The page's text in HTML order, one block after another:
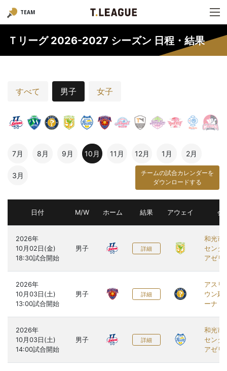
TEAM
Ｔリーグ 2026-2027 シーズン 日程・結果
すべて 男子 女子
7月 8月 9月 10月 11月 12月 1月 2月
3月
チームの試合カレンダーを
ダウンロードする
日付 M/W ホーム 結果 アウェイ 会
2026年
10月02日(金)
男子 詳細
和光市
センタ
アゼリ
2026年
10月03日(土)
男子 詳細
アスリ
ウン延
ーナ
2026年
10月03日(土)
男子 詳細
和光市
センタ
アゼリ